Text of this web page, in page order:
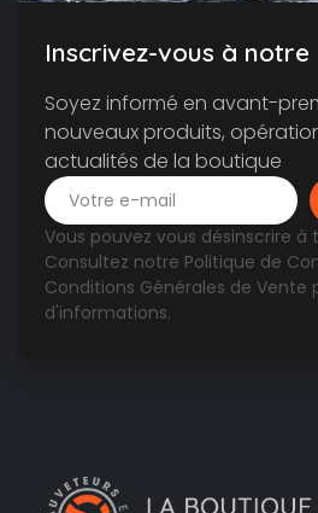
Inscrivez-vous à
Soyez informé en avant-
nouveaux produits,
actualités de la boutique
Vous pouvez vous désinscrire
Consultez notre Politique de
Conditions Générales de Vente
d'informations.